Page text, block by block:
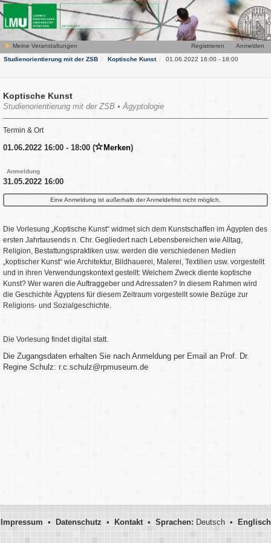
Meine Veranstaltungen Anmelden
Registrieren
Studienorientierung mit der ZSB
Koptische Kunst 01.06.2022 16:00 - 18:00
Koptische Kunst
Studienorientierung mit der ZSB • Ägyptologie
Termin & Ort
01.06.2022 16:00 - 18:00 ( Merken)
Anmeldung
31.05.2022 16:00
Eine Anmeldung ist außerhalb der Anmeldefrist nicht möglich.
Die Vorlesung „Koptische Kunst“ widmet sich dem Kunstschaffen im Ägypten des
ersten Jahrtausends n. Chr. Gegliedert nach Lebensbereichen wie Alltag,
Religion, Bestattungspraktiken usw. werden die verschiedenen Medien
„koptischer Kunst“ wie Architektur, Bildhauerei, Malerei, Textilien usw. vorgestellt
und in ihren Verwendungskontext gestellt: Welchem Zweck diente koptische
Kunst? Wer waren die Auftraggeber und Adressaten? In diesem Rahmen wird
die Geschichte Ägyptens für diesem Zeitraum vorgestellt sowie Bezüge zur
Religions- und Sozialgeschichte.
Die Vorlesung findet digital statt.
Die Zugangsdaten erhalten Sie nach Anmeldung per Email an Prof. Dr.
Regine Schulz: r.c.schulz@rpmuseum.de
Impressum • Datenschutz • Kontakt• Sprachen:Deutsch • Englisch